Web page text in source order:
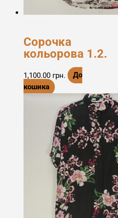
Сорочка
кольорова 1.2.
1,100.00 грн.
До
кошика